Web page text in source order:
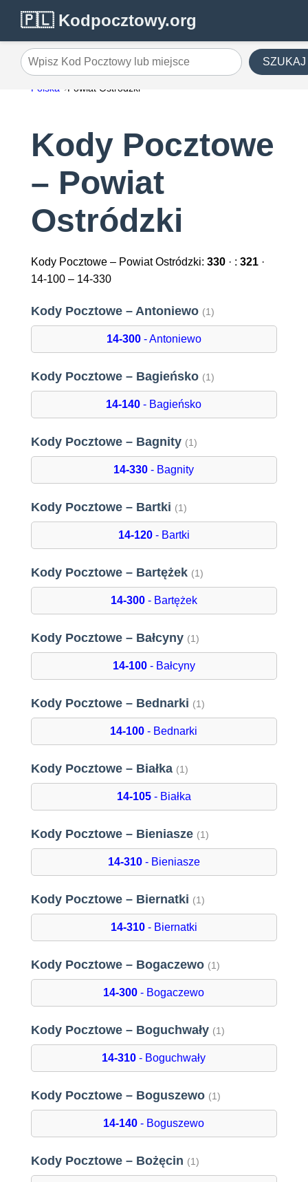
🇵🇱 Kodpocztowy.org
Wpisz Kod Pocztowy lub miejsce SZUKAJ
Polska Powiat Ostródzki
Kody Pocztowe
– Powiat
Ostródzki
Kody Pocztowe – Powiat Ostródzki: 330· : 321·
14-100 – 14-330
Kody Pocztowe – Antoniewo (1)
14-300- Antoniewo
Kody Pocztowe – Bagieńsko (1)
14-140 - Bagieńsko
Kody Pocztowe – Bagnity (1)
14-330 - Bagnity
Kody Pocztowe – Bartki (1)
14-120- Bartki
Kody Pocztowe – Bartężek (1)
14-300- Bartężek
Kody Pocztowe – Bałcyny (1)
14-100- Bałcyny
Kody Pocztowe – Bednarki (1)
14-100 - Bednarki
Kody Pocztowe – Białka (1)
14-105- Białka
Kody Pocztowe – Bieniasze (1)
14-310- Bieniasze
Kody Pocztowe – Biernatki (1)
14-310- Biernatki
Kody Pocztowe – Bogaczewo (1)
14-300 - Bogaczewo
Kody Pocztowe – Boguchwały (1)
14-310 - Boguchwały
Kody Pocztowe – Boguszewo (1)
14-140 - Boguszewo
Kody Pocztowe – Bożęcin (1)